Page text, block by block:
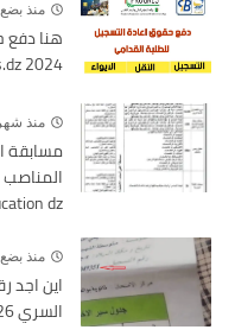
منذ
هنا دفع
2024 progres epaiement mesrs.dz
منذ شهر
dz
منذ
اين اجد
السري bem onec dz 2026